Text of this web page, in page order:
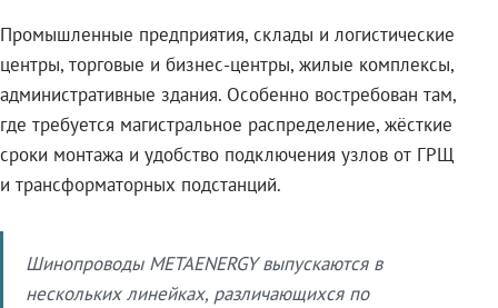
Промышленные предприятия, склады и логистические
центры, торговые и бизнес-центры, жилые комплексы,
административные здания. Особенно востребован там,
где требуется магистральное распределение, жёсткие
сроки монтажа и удобство подключения узлов от ГРЩ
и трансформаторных подстанций.
Шинопроводы METAENERGY выпускаются в
нескольких линейках, различающихся по